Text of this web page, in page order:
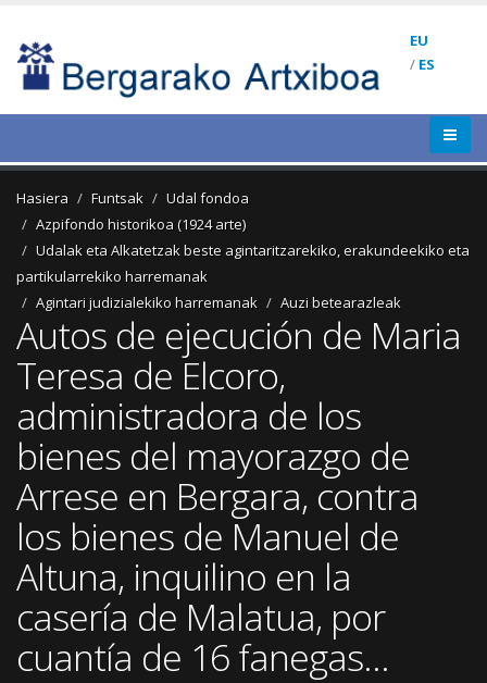
EU
/ ES
Hasiera Funtsak
Udal fondoa
Azpifondo historikoa (1924 arte)
Udalak eta Alkatetzak beste agintaritzarekiko, erakundeekiko eta
partikularrekiko harremanak
Agintari judizialekiko harremanak
Auzi betearazleak
Autos de ejecución de Maria
Teresa de Elcoro,
administradora de los
bienes del mayorazgo de
Arrese en Bergara, contra
los bienes de Manuel de
Altuna, inquilino en la
casería de Malatua, por
cuantía de 16 fanegas...